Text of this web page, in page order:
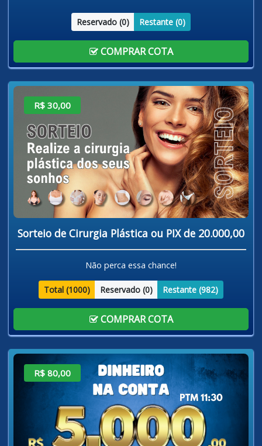
Reservado (0) Restante (0)
COMPRAR COTA
R$ 30,00
Sorteio de Cirurgia Plástica ou PIX de 20.000,00
Não perca essa chance!
Total (1000) Reservado (0) Restante (982)
COMPRAR COTA
R$ 80,00